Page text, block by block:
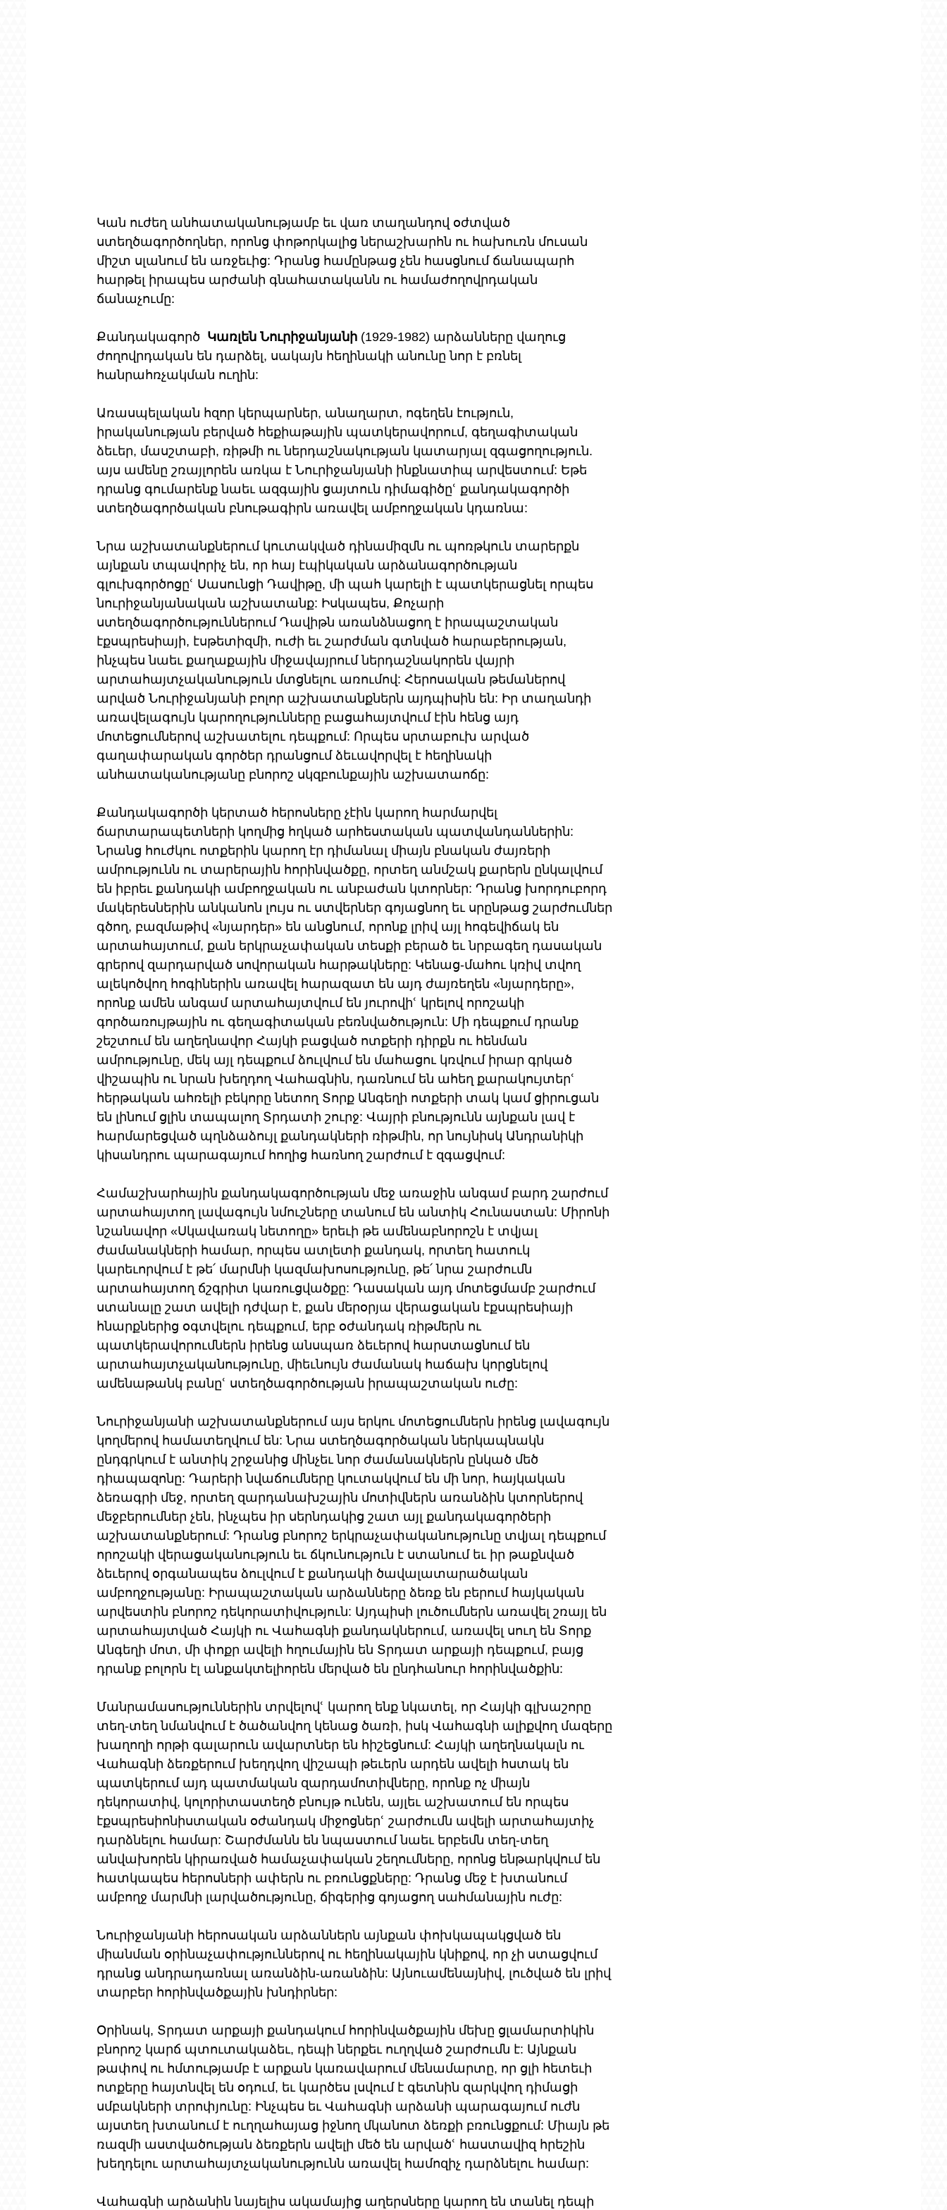
Կան ուժեղ անհատականությամբ եւ վառ տաղանդով օժտված
ստեղծագործողներ, որոնց փոթորկալից ներաշխարհն ու հախուռն մուսան
միշտ սլանում են առջեւից: Դրանց համընթաց չեն հասցնում ճանապարհ
հարթել իրապես արժանի գնահատականն ու համաժողովրդական
ճանաչումը:
Քանդակագործ Կառլեն Նուրիջանյանի (1929-1982) արձանները վաղուց
ժողովրդական են դարձել, սակայն հեղինակի անունը նոր է բռնել
հանրահռչակման ուղին:
Առասպելական հզոր կերպարներ, անաղարտ, ոգեղեն էություն,
իրականության բերված հեքիաթային պատկերավորում, գեղագիտական
ձեւեր, մասշտաբի, ռիթմի ու ներդաշնակության կատարյալ զգացողություն.
այս ամենը շռայլորեն առկա է Նուրիջանյանի ինքնատիպ արվեստում: Եթե
դրանց գումարենք նաեւ ազգային ցայտուն դիմագիծըՙ քանդակագործի
ստեղծագործական բնութագիրն առավել ամբողջական կդառնա:
Նրա աշխատանքներում կուտակված դինամիզմն ու պոռթկուն տարերքն
այնքան տպավորիչ են, որ հայ էպիկական արձանագործության
գլուխգործոցըՙ Սասունցի Դավիթը, մի պահ կարելի է պատկերացնել որպես
նուրիջանյանական աշխատանք: Իսկապես, Քոչարի
ստեղծագործություններում Դավիթն առանձնացող է իրապաշտական
էքսպրեսիայի, էսթետիզմի, ուժի եւ շարժման գտնված հարաբերության,
ինչպես նաեւ քաղաքային միջավայրում ներդաշնակորեն վայրի
արտահայտչականություն մտցնելու առումով: Հերոսական թեմաներով
արված Նուրիջանյանի բոլոր աշխատանքներն այդպիսին են: Իր տաղանդի
առավելագույն կարողությունները բացահայտվում էին հենց այդ
մոտեցումներով աշխատելու դեպքում: Որպես սրտաբուխ արված
գաղափարական գործեր դրանցում ձեւավորվել է հեղինակի
անհատականությանը բնորոշ սկզբունքային աշխատաոճը:
Քանդակագործի կերտած հերոսները չէին կարող հարմարվել
ճարտարապետների կողմից հղկած արհեստական պատվանդաններին:
Նրանց հուժկու ոտքերին կարող էր դիմանալ միայն բնական ժայռերի
ամրությունն ու տարերային հորինվածքը, որտեղ անմշակ քարերն ընկալվում
են իբրեւ քանդակի ամբողջական ու անբաժան կտորներ: Դրանց խորդուբորդ
մակերեսներին անկանոն լույս ու ստվերներ գոյացնող եւ սրընթաց շարժումներ
գծող, բազմաթիվ «նյարդեր» են անցնում, որոնք լրիվ այլ հոգեվիճակ են
արտահայտում, քան երկրաչափական տեսքի բերած եւ նրբագեղ դասական
գրերով զարդարված սովորական հարթակները: Կենաց-մահու կռիվ տվող
ալեկոծվող հոգիներին առավել հարազատ են այդ ժայռեղեն «նյարդերը»,
որոնք ամեն անգամ արտահայտվում են յուրովիՙ կրելով որոշակի
գործառույթային ու գեղագիտական բեռնվածություն: Մի դեպքում դրանք
շեշտում են աղեղնավոր Հայկի բացված ոտքերի դիրքն ու հենման
ամրությունը, մեկ այլ դեպքում ձուլվում են մահացու կռվում իրար գրկած
վիշապին ու նրան խեղդող Վահագնին, դառնում են ահեղ քարակույտերՙ
հերթական ահռելի բեկորը նետող Տորք Անգեղի ոտքերի տակ կամ ցիրուցան
են լինում ցլին տապալող Տրդատի շուրջ: Վայրի բնությունն այնքան լավ է
հարմարեցված պղնձաձույլ քանդակների ռիթմին, որ նույնիսկ Անդրանիկի
կիսանդրու պարագայում հողից հառնող շարժում է զգացվում:
Համաշխարհային քանդակագործության մեջ առաջին անգամ բարդ շարժում
արտահայտող լավագույն նմուշները տանում են անտիկ Հունաստան: Միրոնի
նշանավոր «Սկավառակ նետողը» երեւի թե ամենաբնորոշն է տվյալ
ժամանակների համար, որպես ատլետի քանդակ, որտեղ հատուկ
կարեւորվում է թե՛ մարմնի կազմախոսությունը, թե՛ նրա շարժումն
արտահայտող ճշգրիտ կառուցվածքը: Դասական այդ մոտեցմամբ շարժում
ստանալը շատ ավելի դժվար է, քան մերօրյա վերացական էքսպրեսիայի
հնարքներից օգտվելու դեպքում, երբ օժանդակ ռիթմերն ու
պատկերավորումներն իրենց անսպառ ձեւերով հարստացնում են
արտահայտչականությունը, միեւնույն ժամանակ հաճախ կորցնելով
ամենաթանկ բանըՙ ստեղծագործության իրապաշտական ուժը:
Նուրիջանյանի աշխատանքներում այս երկու մոտեցումներն իրենց լավագույն
կողմերով համատեղվում են: Նրա ստեղծագործական ներկապնակն
ընդգրկում է անտիկ շրջանից մինչեւ նոր ժամանակներն ընկած մեծ
դիապազոնը: Դարերի նվաճումները կուտակվում են մի նոր, հայկական
ձեռագրի մեջ, որտեղ զարդանախշային մոտիվներն առանձին կտորներով
մեջբերումներ չեն, ինչպես իր սերնդակից շատ այլ քանդակագործերի
աշխատանքներում: Դրանց բնորոշ երկրաչափականությունը տվյալ դեպքում
որոշակի վերացականություն եւ ճկունություն է ստանում եւ իր թաքնված
ձեւերով օրգանապես ձուլվում է քանդակի ծավալատարածական
ամբողջությանը: Իրապաշտական արձանները ձեռք են բերում հայկական
արվեստին բնորոշ դեկորատիվություն: Այդպիսի լուծումներն առավել շռայլ են
արտահայտված Հայկի ու Վահագնի քանդակներում, առավել սուղ են Տորք
Անգեղի մոտ, մի փոքր ավելի հղումային են Տրդատ արքայի դեպքում, բայց
դրանք բոլորն էլ անքակտելիորեն մերված են ընդհանուր հորինվածքին:
Մանրամասություններին տրվելովՙ կարող ենք նկատել, որ Հայկի գլխաշորը
տեղ-տեղ նմանվում է ծածանվող կենաց ծառի, իսկ Վահագնի ալիքվող մազերը
խաղողի որթի գալարուն ավարտներ են հիշեցնում: Հայկի աղեղնակալն ու
Վահագնի ձեռքերում խեղդվող վիշապի թեւերն արդեն ավելի հստակ են
պատկերում այդ պատմական զարդամոտիվները, որոնք ոչ միայն
դեկորատիվ, կոլորիտաստեղծ բնույթ ունեն, այլեւ աշխատում են որպես
էքսպրեսիոնիստական օժանդակ միջոցներՙ շարժումն ավելի արտահայտիչ
դարձնելու համար: Շարժմանն են նպաստում նաեւ երբեմն տեղ-տեղ
անվախորեն կիրառված համաչափական շեղումները, որոնց ենթարկվում են
հատկապես հերոսների ափերն ու բռունցքները: Դրանց մեջ է խտանում
ամբողջ մարմնի լարվածությունը, ճիգերից գոյացող սահմանային ուժը:
Նուրիջանյանի հերոսական արձաններն այնքան փոխկապակցված են
միանման օրինաչափություններով ու հեղինակային կնիքով, որ չի ստացվում
դրանց անդրադառնալ առանձին-առանձին: Այնուամենայնիվ, լուծված են լրիվ
տարբեր հորինվածքային խնդիրներ:
Օրինակ, Տրդատ արքայի քանդակում հորինվածքային մեխը ցլամարտիկին
բնորոշ կարճ պտուտակաձեւ, դեպի ներքեւ ուղղված շարժումն է: Այնքան
թափով ու հմտությամբ է արքան կառավարում մենամարտը, որ ցլի հետեւի
ոտքերը հայտնվել են օդում, եւ կարծես լսվում է գետնին զարկվող դիմացի
սմբակների տրոփյունը: Ինչպես եւ Վահագնի արձանի պարագայում ուժն
այստեղ խտանում է ուղղահայաց իջնող մկանոտ ձեռքի բռունցքում: Միայն թե
ռազմի աստվածության ձեռքերն ավելի մեծ են արվածՙ հաստավիզ հրեշին
խեղդելու արտահայտչականությունն առավել համոզիչ դարձնելու համար:
Վահագնի արձանին նայելիս ակամայից աղերսները կարող են տանել դեպի